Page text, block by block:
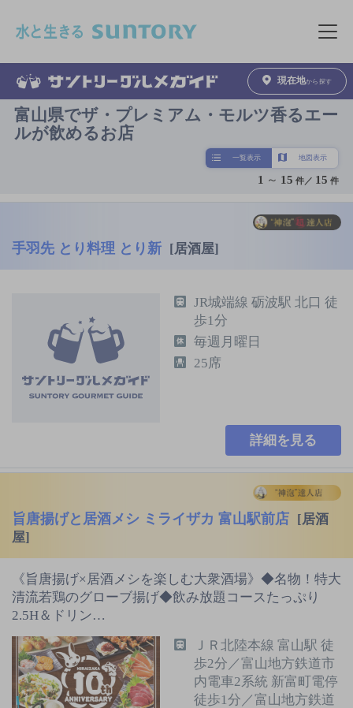
メニュ
現在地から探す
富山県でザ・プレミアム・モルツ香るエー
ルが飲めるお店
一覧表示 地図表示
1 ～ 15 件／ 15 件
手羽先 とり料理 とり新 [居酒屋]
JR城端線 砺波駅 北口 徒
歩1分
毎週月曜日
25席
詳細を見る
旨唐揚げと居酒メシ ミライザカ 富山駅前店 [居酒
屋]
《旨唐揚げ×居酒メシを楽しむ大衆酒場》◆名物！特大
清流若鶏のグローブ揚げ◆飲み放題コースたっぷり
2.5H＆ドリン…
ＪＲ北陸本線 富山駅 徒
歩2分／富山地方鉄道市
内電車2系統 新富町電停
徒歩1分／富山地方鉄道